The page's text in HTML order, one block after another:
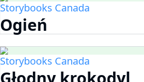
Storybooks Canada
Ogień
Storybooks Canada
Głodny krokodyl